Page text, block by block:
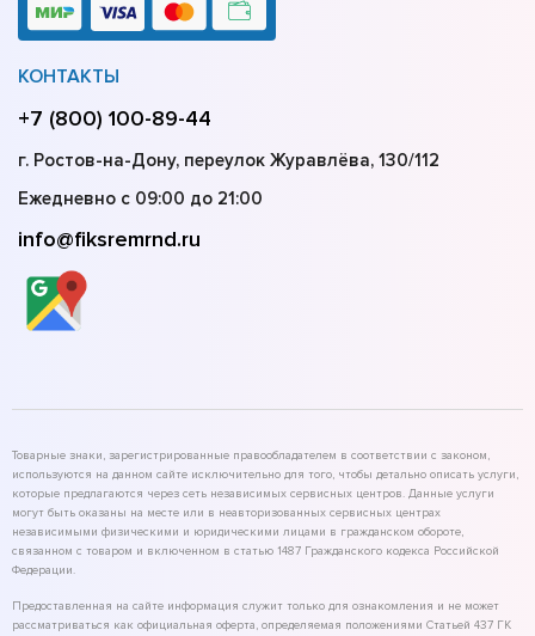
КОНТАКТЫ
+7 (800) 100-89-44
г. Ростов-на-Дону, переулок Журавлёва, 130/112
Ежедневно с 09:00 до 21:00
info@fiksremrnd.ru
Товарные знаки, зарегистрированные правообладателем в соответствии с законом,
используются на данном сайте исключительно для того, чтобы детально описать услуги,
которые предлагаются через сеть независимых сервисных центров. Данные услуги
могут быть оказаны на месте или в неавторизованных сервисных центрах
независимыми физическими и юридическими лицами в гражданском обороте,
связанном с товаром и включенном в статью 1487 Гражданского кодекса Российской
Федерации.
Предоставленная на сайте информация служит только для ознакомления и не может
рассматриваться как официальная оферта, определяемая положениями Статьей 437 ГК